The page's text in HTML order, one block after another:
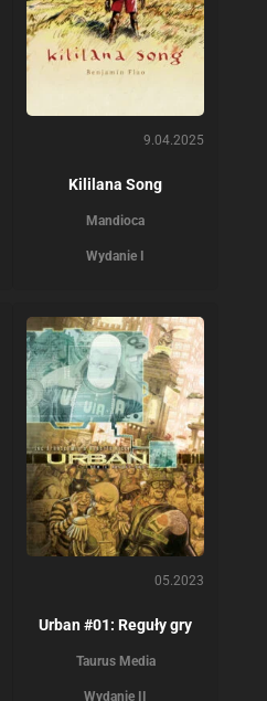
9.04.2025
Kililana Song
Mandioca
Wydanie I
05.2023
Urban #01: Reguły gry
Taurus Media
Wydanie II